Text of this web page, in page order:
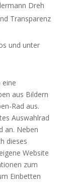
Dreh
Transparenz
und unter
eine
aus Bildern
Rad aus.
Auswahlrad
an. Neben
dieses
Website
zum
Einbetten